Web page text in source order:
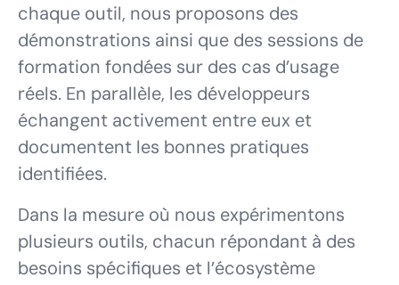
chaque outil, nous proposons des
démonstrations ainsi que des sessions de
formation fondées sur des cas d’usage
réels. En parallèle, les développeurs
échangent activement entre eux et
documentent les bonnes pratiques
identifiées.
Dans la mesure où nous expérimentons
plusieurs outils, chacun répondant à des
besoins spécifiques et l’écosystème